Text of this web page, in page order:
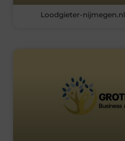
Loodgieter-